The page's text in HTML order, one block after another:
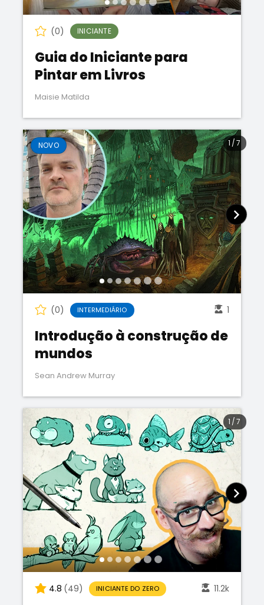
(0) INICIANTE
Guia do Iniciante para
Pintar em Livros
Maisie Matilda
NOVO
(0) INTERMEDIÁRIO 1
Introdução à construção de
mundos
Sean Andrew Murray
1 /7
4.8 (49) INICIANTE DO ZERO 11.2k
1 /7